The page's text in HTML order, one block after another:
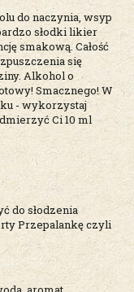
do naczynia, wsyp
słodki likier
smakową. Całość
się
Alkohol o
Smacznego! W
- wykorzystaj
Ci 10 ml
do słodzenia
Przepalankę czyli